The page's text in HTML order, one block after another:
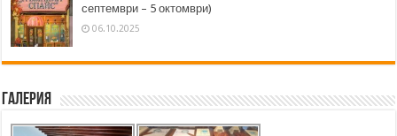
септември – 5 октомври)
06.10.2025
Галерия